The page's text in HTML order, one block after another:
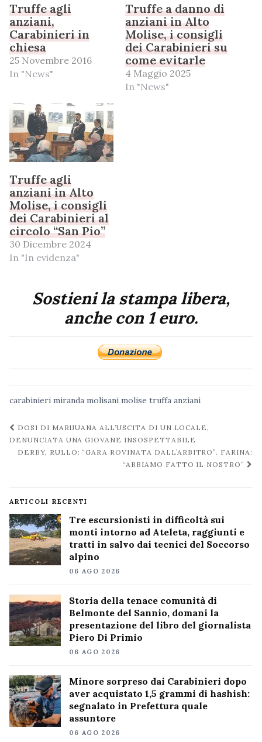
Truffe agli
anziani,
Carabinieri in
chiesa
25 Novembre 2016
In "News"
Truffe a danno di
anziani in Alto
Molise, i consigli
dei Carabinieri su
come evitarle
4 Maggio 2025
In "News"
Truffe agli
anziani in Alto
Molise, i consigli
dei Carabinieri al
circolo “San Pio”
30 Dicembre 2024
In "In evidenza"
Sostieni la stampa libera,
anche con 1 euro.
carabinieri miranda molisani molise truffa anziani
Navigazione
post
DOSI DI MARIJUANA ALL’USCITA DI UN LOCALE,
DENUNCIATA UNA GIOVANE INSOSPETTABILE
DERBY, RULLO: “GARA ROVINATA DALL’ARBITRO”. FARINA:
“ABBIAMO FATTO IL NOSTRO”
ARTICOLI RECENTI
Tre escursionisti in difficoltà sui
monti intorno ad Ateleta, raggiunti e
tratti in salvo dai tecnici del Soccorso
alpino
06 AGO 2026
Storia della tenace comunità di
Belmonte del Sannio, domani la
presentazione del libro del giornalista
Piero Di Primio
06 AGO 2026
Minore sorpreso dai Carabinieri dopo
aver acquistato 1,5 grammi di hashish:
segnalato in Prefettura quale
assuntore
06 AGO 2026